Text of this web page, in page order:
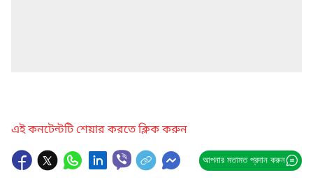
এই কনটেন্টটি শেয়ার করতে ক্লিক করুন
আপনার মতামত প্রদান করুন